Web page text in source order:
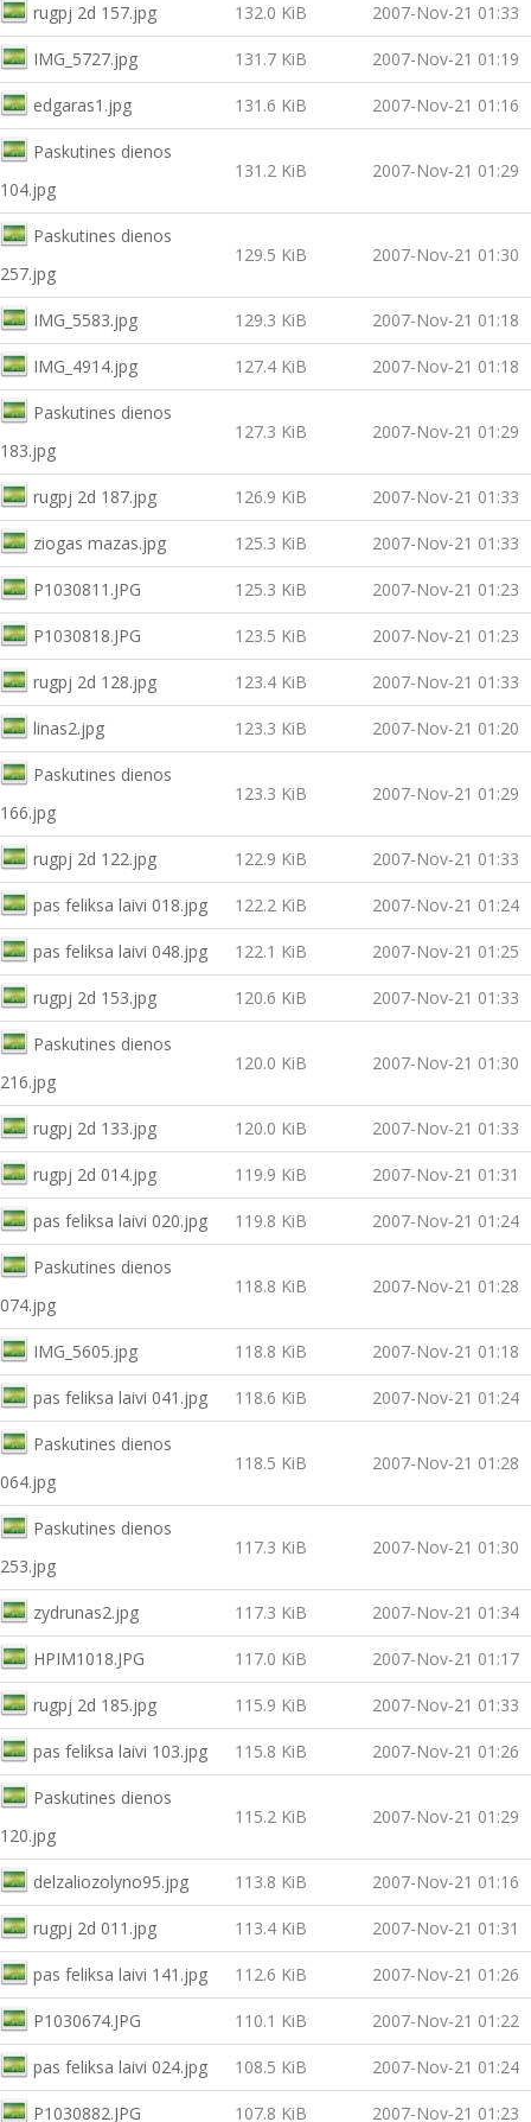
rugpj 2d 157.jpg 132.0 KiB 2007-Nov-21 01:33
IMG_5727.jpg 131.7 KiB 2007-Nov-21 01:19
edgaras1.jpg 131.6 KiB 2007-Nov-21 01:16
Paskutines dienos
104.jpg
131.2 KiB 2007-Nov-21 01:29
Paskutines dienos
257.jpg
129.5 KiB 2007-Nov-21 01:30
IMG_5583.jpg 129.3 KiB 2007-Nov-21 01:18
IMG_4914.jpg 127.4 KiB 2007-Nov-21 01:18
Paskutines dienos
183.jpg
127.3 KiB 2007-Nov-21 01:29
rugpj 2d 187.jpg 126.9 KiB 2007-Nov-21 01:33
ziogas mazas.jpg 125.3 KiB 2007-Nov-21 01:33
P1030811.JPG 125.3 KiB 2007-Nov-21 01:23
P1030818.JPG 123.5 KiB 2007-Nov-21 01:23
rugpj 2d 128.jpg 123.4 KiB 2007-Nov-21 01:33
linas2.jpg 123.3 KiB 2007-Nov-21 01:20
Paskutines dienos
166.jpg
123.3 KiB 2007-Nov-21 01:29
rugpj 2d 122.jpg 122.9 KiB 2007-Nov-21 01:33
pas feliksa laivi 018.jpg 122.2 KiB 2007-Nov-21 01:24
pas feliksa laivi 048.jpg 122.1 KiB 2007-Nov-21 01:25
rugpj 2d 153.jpg 120.6 KiB 2007-Nov-21 01:33
Paskutines dienos
216.jpg
120.0 KiB 2007-Nov-21 01:30
rugpj 2d 133.jpg 120.0 KiB 2007-Nov-21 01:33
rugpj 2d 014.jpg 119.9 KiB 2007-Nov-21 01:31
pas feliksa laivi 020.jpg 119.8 KiB 2007-Nov-21 01:24
Paskutines dienos
074.jpg
118.8 KiB 2007-Nov-21 01:28
IMG_5605.jpg 118.8 KiB 2007-Nov-21 01:18
pas feliksa laivi 041.jpg 118.6 KiB 2007-Nov-21 01:24
Paskutines dienos
064.jpg
118.5 KiB 2007-Nov-21 01:28
Paskutines dienos
253.jpg
117.3 KiB 2007-Nov-21 01:30
zydrunas2.jpg 117.3 KiB 2007-Nov-21 01:34
HPIM1018.JPG 117.0 KiB 2007-Nov-21 01:17
rugpj 2d 185.jpg 115.9 KiB 2007-Nov-21 01:33
pas feliksa laivi 103.jpg 115.8 KiB 2007-Nov-21 01:26
Paskutines dienos
120.jpg
115.2 KiB 2007-Nov-21 01:29
delzaliozolyno95.jpg 113.8 KiB 2007-Nov-21 01:16
rugpj 2d 011.jpg 113.4 KiB 2007-Nov-21 01:31
pas feliksa laivi 141.jpg 112.6 KiB 2007-Nov-21 01:26
P1030674.JPG 110.1 KiB 2007-Nov-21 01:22
pas feliksa laivi 024.jpg 108.5 KiB 2007-Nov-21 01:24
P1030882.JPG 107.8 KiB 2007-Nov-21 01:23